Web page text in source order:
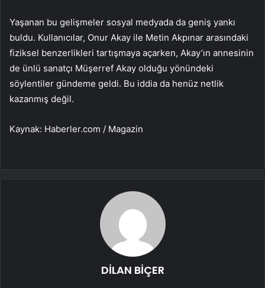
Yaşanan bu gelişmeler sosyal medyada da geniş yankı
buldu. Kullanıcılar, Onur Akay ile Metin Akpınar arasındaki
fiziksel benzerlikleri tartışmaya açarken, Akay’ın annesinin
de ünlü sanatçı Müşerref Akay olduğu yönündeki
söylentiler gündeme geldi. Bu iddia da henüz netlik
kazanmış değil.
Kaynak: Haberler.com / Magazin
DİLAN BİÇER